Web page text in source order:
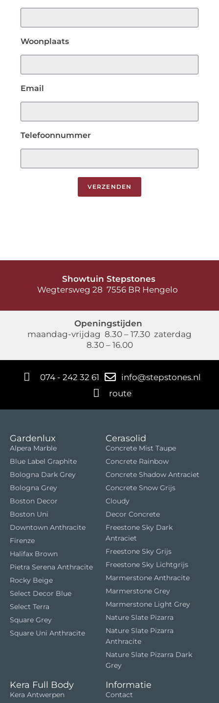
Woonplaats
Email
Telefoonnummer
VERZENDEN
Showtuin Stepstones
Wegtersweg 28 7556 BR Hengelo
Openingstijden
maandag-vrijdag 8.30 – 17.30 zaterdag
8.30 – 16.00
074 - 242 32 61
info@stepstones.nl
route
Gardenlux
Alpera Marble
Blue Label Graphite
Bologna Dark Grey
Bologna Grey
Boston Decor
Boston Uni
Downtown Anthracite
Firenze
Halifax Brown
Pietra Serena Anthracite
Rocky Beige
Select Decor Blue
Select Terra
Square Grey
Square Uni Anthracite
Cerasolid
Concrete Mist Taupe
Concrete Rainbow
Concrete Shadow Antraciet
Concrete Snow Grijs
Cloudy
Decor Concrete
Freestone Sky Dark
Antraciet
Freestone Sky Grijs
Freestone Sky Lichtgrijs
Marmerstone Anthracite
Marmerstone Grey
Marmerstone Light Grey
Nature Slate Pizarra
Nature Slate Pizarra
Anthracite
Nature Slate Pizarra Dark
Grey
Kera Full Body
Kera Antwerpen
Informatie
Contact